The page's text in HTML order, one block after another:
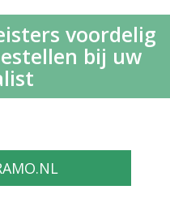
voordelig
bij uw